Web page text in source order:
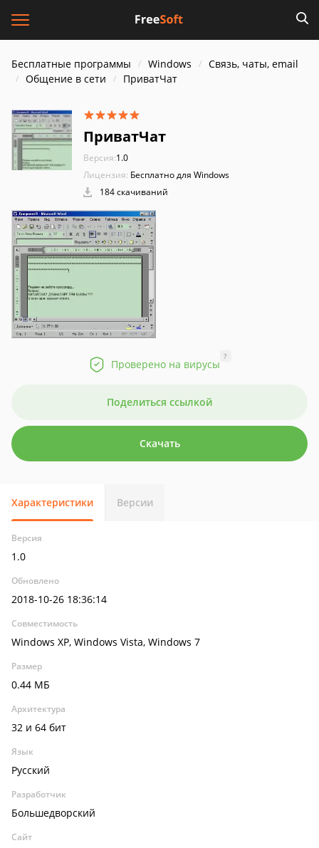
Бесплатные программы Windows
Связь, чаты, email
Общение в сети
ПриватЧат
ПриватЧат
Версия:1.0
Лицензия: Бесплатно для Windows
184 скачиваний
Проверено на вирусы
?
Поделиться ссылкой
Скачать
Характеристики Версии
Версия
1.0
Обновлено
2018-10-26 18:36:14
Совместимость
Windows XP, Windows Vista, Windows 7
Размер
0.44 МБ
Архитектура
32 и 64 бит
Язык
Русский
Разработчик
Большедворский
Сайт